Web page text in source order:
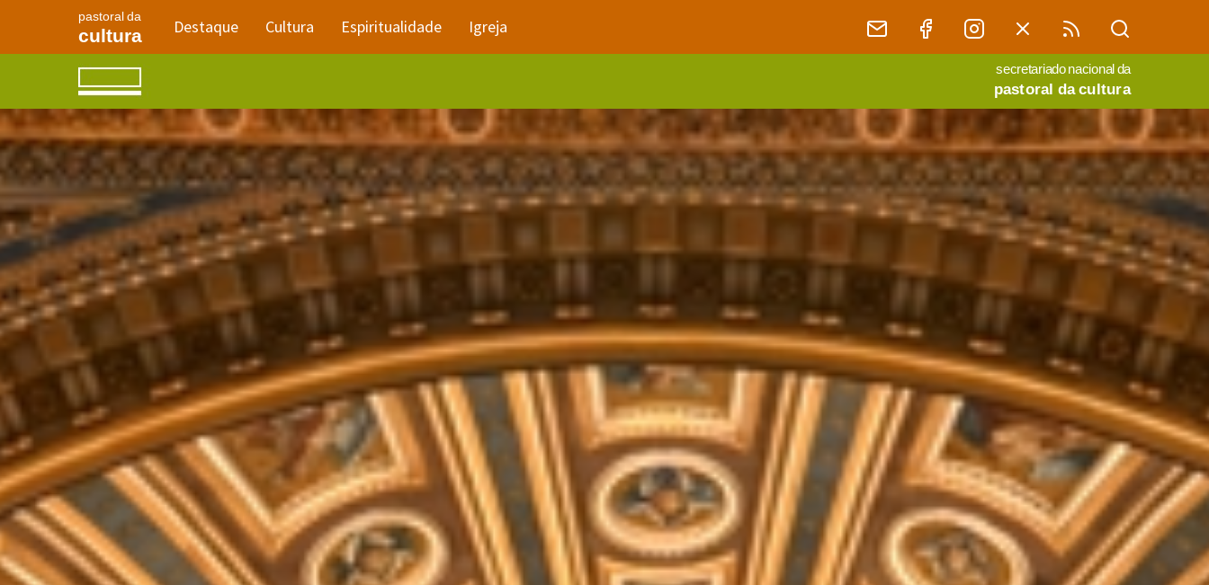
pastoral da
cultura Destaque Cultura Espiritualidade Igreja
secretariado nacional da
pastoral da cultura